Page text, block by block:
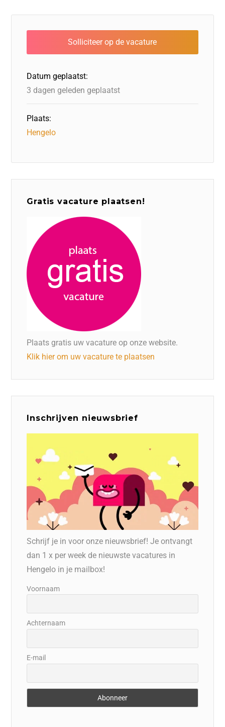
e
b
o
o
k
e
dI
n
o
d
o
n
a
d
s
s
A
p
l
Datum geplaatst:
3 dagen geleden geplaatst
Plaats:
Hengelo
Gratis vacature plaatsen!
Plaats gratis uw vacature op onze website.
Klik hier om uw vacature te plaatsen
Inschrijven nieuwsbrief
Schrijf je in voor onze nieuwsbrief! Je ontvangt
dan 1 x per week de nieuwste vacatures in
Hengelo in je mailbox!
Voornaam
Achternaam
E-mail